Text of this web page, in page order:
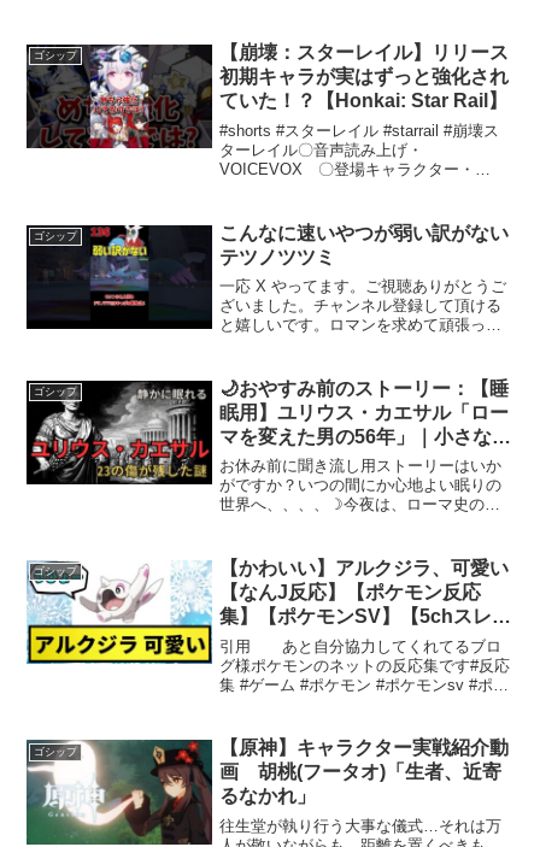
今回使用する護石･装備02:42 ジン･ダハ
ドの初...
ゴシップ
【崩壊：スターレイル】リリース
初期キャラが実はずっと強化され
ていた！？【Honkai: Star Rail】
#shorts #スターレイル #starrail #崩壊ス
ターレイル〇音声読み上げ・
VOICEVOX 〇登場キャラクター・
しい戦略最近、クララの新たな戦略が
注...
ゴシップ
こんなに速いやつが弱い訳がない
テツノツツミ
一応 X やってます。ご視聴ありがとうご
ざいました。チャンネル登録して頂ける
と嬉しいです。ロマンを求めて頑張って
奥が深く、特にポケモン同士の技や種族
値の違いが勝敗を分け...
ゴシップ
🌙おやすみ前のストーリー：【睡
眠用】ユリウス・カエサル「ロー
マを変えた男の56年」｜小さな深
夜書房
お休み前に聞き流し用ストーリーはいか
がですか？いつの間にか心地よい眠りの
世界へ、、、、☽今夜は、ローマ史の転
町スブラで育った少年が、海賊との邂
逅、ガリアでの8年、ルビコ...
ゴシップ
【かわいい】アルクジラ、可愛い
【なんJ反応】【ポケモン反応
集】【ポケモンSV】【5chスレ】
【ゆっくり解説】
引用 あと自分協力してくれてるブロ
グ様ポケモンのネットの反応集です#反応
集 #ゲーム #ポケモン #ポケモンsv #ポケ
LAMP BGM可愛らしい「歩くクジラ」の
魅力最...
ゴシップ
【原神】キャラクター実戦紹介動
画 胡桃(フータオ)「生者、近寄
るなかれ」
往生堂が執り行う大事な儀式…それは万